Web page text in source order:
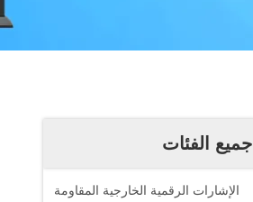
جميع الفئات
الإشارات الرقمية الخارجية المقاومة